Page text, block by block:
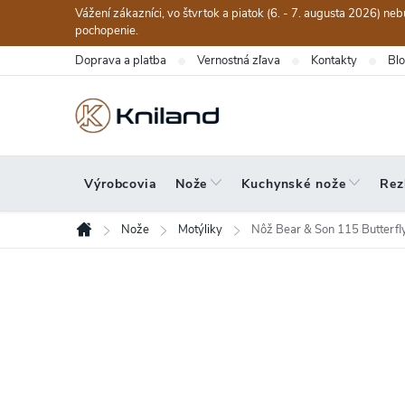
obsah
Vážení zákazníci, vo štvrtok a piatok (6. - 7. augusta 2026)
pochopenie.
Doprava a platba Vernostná zľava Kontakty
Výrobcovia Nože Kuchynské nože
Domov
Nože Motýliky Nôž Bear & Son 115